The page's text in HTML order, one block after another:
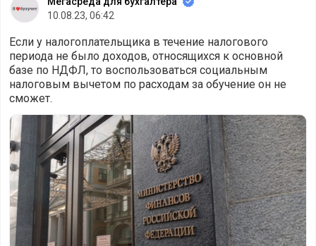
10.08.23, 06:42
Если у налогоплательщика в течение налогового
периода не было доходов, относящихся к основной
базе по НДФЛ, то воспользоваться социальным
налоговым вычетом по расходам за обучение он не
сможет.
Нет доходов – не будет и вычета, разъяснил Минфин